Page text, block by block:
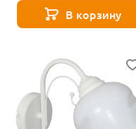
В корзину